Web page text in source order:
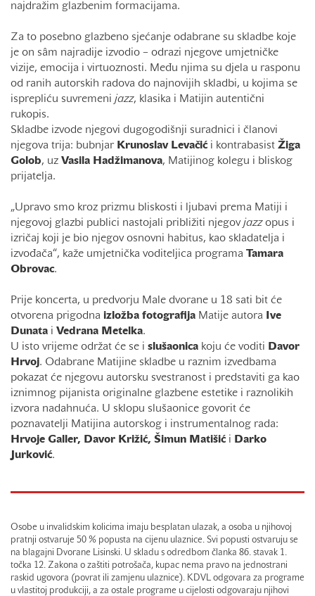
najdražim glazbenim formacijama.
Za to posebno glazbeno sjećanje odabrane su skladbe koje
je on sâm najradije izvodio – odrazi njegove umjetničke
vizije, emocija i virtuoznosti. Među njima su djela u rasponu
od ranih autorskih radova do najnovijih skladbi, u kojima se
isprepliću suvremeni jazz, klasika i Matijin autentični
rukopis.
Skladbe izvode njegovi dugogodišnji suradnici i članovi
njegova trija: bubnjar Krunoslav Levačići kontrabasist Žiga
Golob, uz Vasila Hadžimanova, Matijinog kolegu i bliskog
prijatelja.
„Upravo smo kroz prizmu bliskosti i ljubavi prema Matiji i
njegovoj glazbi publici nastojali približiti njegov jazzopus i
izričaj koji je bio njegov osnovni habitus, kao skladatelja i
izvođača“, kaže umjetnička voditeljica programa Tamara
Obrovac.
Prije koncerta, u predvorju Male dvorane u 18 sati bit će
otvorena prigodna izložba fotografija Matije autora
Ive
Dunata i Vedrana Metelka.
U isto vrijeme održat će se i slušaonica koju će voditi
Davor
Hrvoj. Odabrane Matijine skladbe u raznim izvedbama
pokazat će njegovu autorsku svestranost i predstaviti ga kao
iznimnog pijanista originalne glazbene estetike i raznolikih
izvora nadahnuća. U sklopu slušaonice govorit će
poznavatelji Matijina autorskog i instrumentalnog rada:
Hrvoje Galler, Davor Križić, Šimun Matišići
Darko
Jurković.
Osobe u invalidskim kolicima imaju besplatan ulazak, a osoba u njihovoj
pratnji ostvaruje 50 % popusta na cijenu ulaznice. Svi popusti ostvaruju se
na blagajni Dvorane Lisinski. U skladu s odredbom članka 86. stavak 1.
točka 12. Zakona o zaštiti potrošača, kupac nema pravo na jednostrani
raskid ugovora (povrat ili zamjenu ulaznice). KDVL odgovara za programe
u vlastitoj produkciji, a za ostale programe u cijelosti odgovaraju njihovi